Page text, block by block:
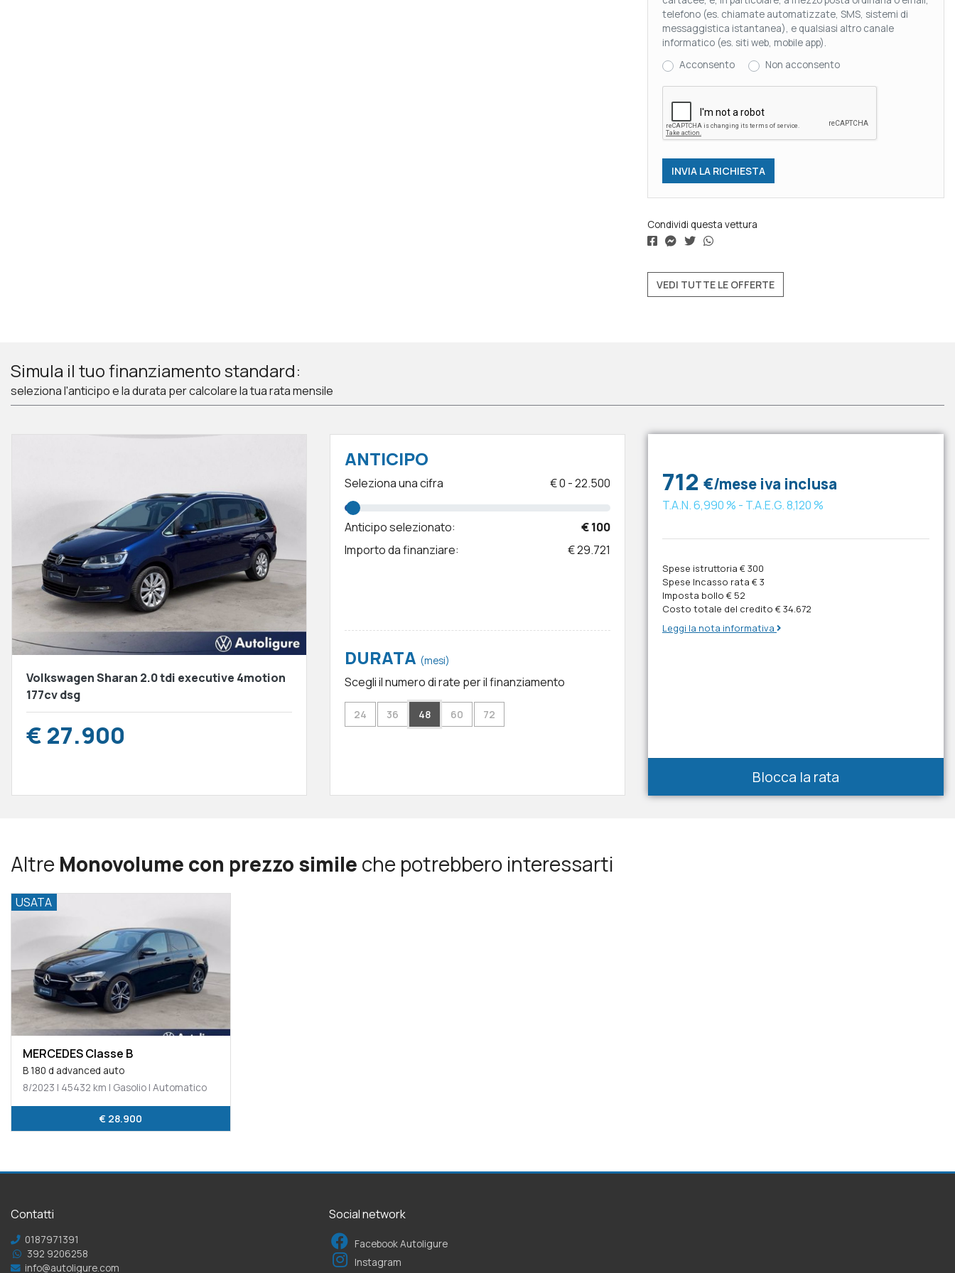
telefono (es. chiamate automatizzate, SMS, sistemi di
messaggistica istantanea), e qualsiasi altro canale
informatico (es. siti web, mobile app).
Acconsento
Non acconsento
Condividi questa vettura
VEDI TUTTE LE OFFERTE
Simula il tuo finanziamento standard:
seleziona l'anticipo e la durata per calcolare la tua rata mensile
Volkswagen Sharan 2.0 tdi executive 4motion
177cv dsg
€ 27.900
ANTICIPO
Seleziona una cifra €0 -22.500
Anticipo selezionato:
€ 100
Importo da finanziare:
€ 29.721
DURATA (mesi)
Scegli il numero di rate per il finanziamento
24 36 48 60 72
712 €/mese iva inclusa
T.A.N.6,990 % - T.A.E.G.8,120 %
Spese istruttoria € 300
Spese Incasso rata € 3
Imposta bollo € 52
Costo totale del credito € 34.672
Leggi la nota informativa
Blocca la rata
Altre Monovolume con prezzo simile che potrebbero interessarti
USATA
MERCEDES Classe B
B 180 d advanced auto
8/2023 | 45432 km | Gasolio | Automatico
€ 28.900
Contatti
0187971391
392 9206258
info@autoligure.com
Social network
Facebook Autoligure
Instagram